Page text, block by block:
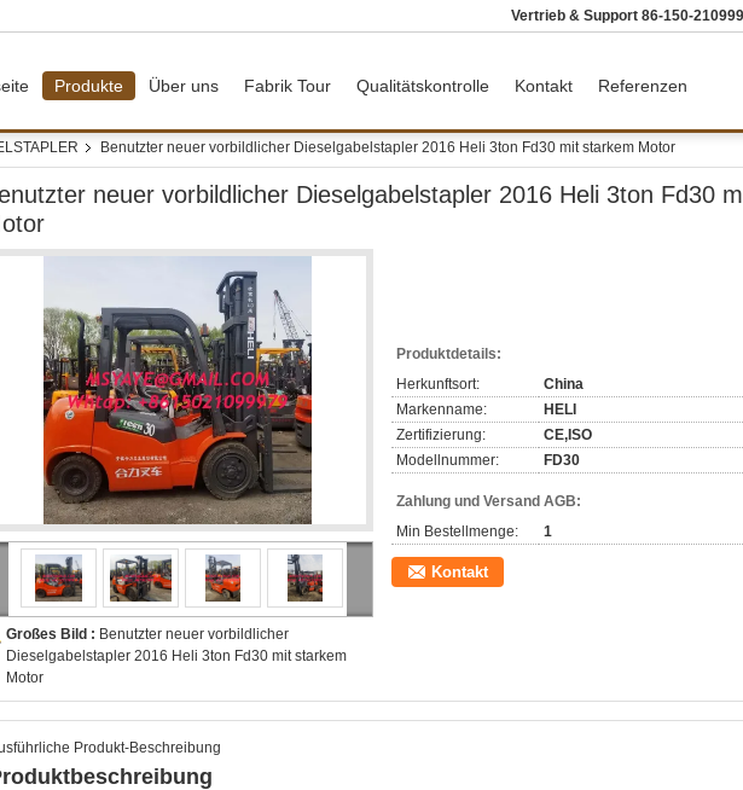
Vertrieb & Support 86-150-
Produkte Über uns Fabrik Tour Qualitätskontrolle Kontakt Referenzen
Benutzter neuer vorbildlicher Dieselgabelstapler 2016 Heli 3ton Fd30 mit starkem Motor
neuer vorbildlicher Dieselgabelstapler 2016 Heli 3ton Fd30
Großes Bild : Benutzter neuer vorbildlicher
Dieselgabelstapler 2016 Heli 3ton Fd30 mit starkem
Motor
Produktdetails:
Herkunftsort:
China
Markenname:
HELI
Zertifizierung:
CE,ISO
Modellnummer:
FD30
Zahlung und Versand AGB:
Min Bestellmenge:
1
Kontakt
Produkt-Beschreibung